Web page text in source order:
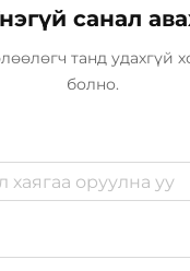
санал
танд удахгүй
болно.